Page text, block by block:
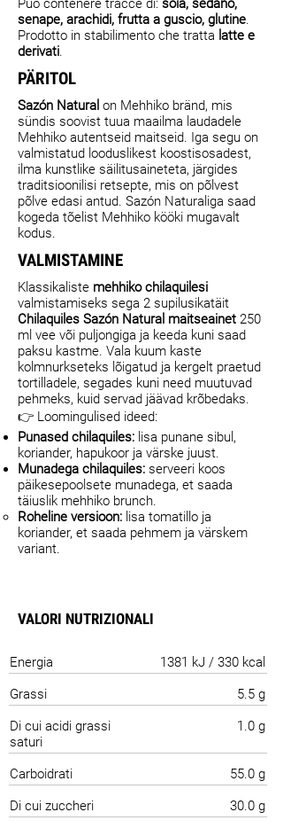
senape, arachidi, frutta a guscio, glutine.
Prodotto in stabilimento che tratta latte e
derivati.
PÄRITOL
Sazón Natural on Mehhiko bränd, mis
sündis soovist tuua maailma laudadele
Mehhiko autentseid maitseid. Iga segu on
valmistatud looduslikest koostisosadest,
ilma kunstlike säilitusaineteta, järgides
traditsioonilisi retsepte, mis on põlvest
põlve edasi antud. Sazón Naturaliga saad
kogeda tõelist Mehhiko kööki mugavalt
kodus.
VALMISTAMINE
Klassikaliste mehhiko chilaquilesi
valmistamiseks sega 2 supilusikatäit
Chilaquiles Sazón Natural maitseainet 250
ml vee või puljongiga ja keeda kuni saad
paksu kastme. Vala kuum kaste
kolmnurkseteks lõigatud ja kergelt praetud
tortilladele, segades kuni need muutuvad
pehmeks, kuid servad jäävad krõbedaks.
👉 Loomingulised ideed:
Punased chilaquiles: lisa punane sibul,
koriander, hapukoor ja värske juust.
Munadega chilaquiles: serveeri koos
päikesepoolsete munadega, et saada
täiuslik mehhiko brunch.
Roheline versioon: lisa tomatillo ja
koriander, et saada pehmem ja värskem
variant.
VALORI NUTRIZIONALI
Energia
1381 kJ / 330 kcal
Grassi
5.5 g
Di cui acidi grassi
saturi
1.0 g
Carboidrati
55.0 g
Di cui zuccheri
30.0 g